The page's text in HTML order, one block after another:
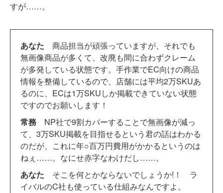
すが……。
あなた 商品担当が頑張っていますが、それでも
無画像商品が多くて、改廃も間に合わずクレーム
が多発している状態です。手作業でEC向けの商品
情報を整備しているので、店舗には平均2万SKUあ
るのに、ECは1万SKUしか掲載できていない状態
ですのでお願いします！
常務 NP社で9割カバーすることで無画像が減っ
て、3万SKU掲載を目指せるという君の話はわかる
のだが、これに年○百万円費用がかかるというのは
ねぇ……。なにせ赤字なわけだし……。
あなた そこを何とかならないでしょうか!！ ラ
イバルのC社も使っている仕組みなんですよ。